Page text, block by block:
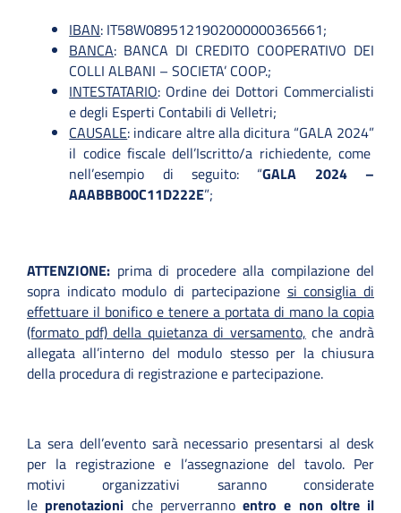
IBAN: IT58W0895121902000000365661;
BANCA: BANCA DI CREDITO COOPERATIVO DEI
COLLI ALBANI – SOCIETA’ COOP.;
INTESTATARIO: Ordine dei Dottori Commercialisti
e degli Esperti Contabili di Velletri;
CAUSALE: indicare altre alla dicitura “GALA 2024”
il codice fiscale dell’Iscritto/a richiedente, come
nell’esempio di seguito: “GALA 2024 –
AAABBB00C11D222E”;
ATTENZIONE: prima di procedere alla compilazione del
sopra indicato modulo di partecipazione si consiglia di
effettuare il bonifico e tenere a portata di mano la copia
(formato pdf) della quietanza di versamento, che andrà
allegata all’interno del modulo stesso per la chiusura
della procedura di registrazione e partecipazione.
La sera dell’evento sarà necessario presentarsi al desk
per la registrazione e l’assegnazione del tavolo. Per
motivi organizzativi saranno considerate
le prenotazioni che perverranno entro e non oltre il